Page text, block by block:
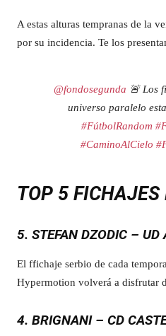
A estas alturas tempranas de la
por su incidencia. Te los
@fondosegunda 🚨 Los
universo paralelo
#FútbolRandom
#CaminoAlCielo
TOP 5
5. STEFAN DZODIC – UD
El ffichaje serbio de cada
Hypermotion volverá a disfrutar
4. BRIGNANI – CD